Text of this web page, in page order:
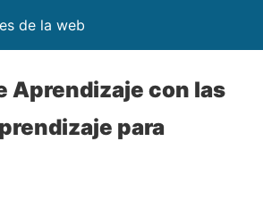
de la web
Aprendizaje con las
para